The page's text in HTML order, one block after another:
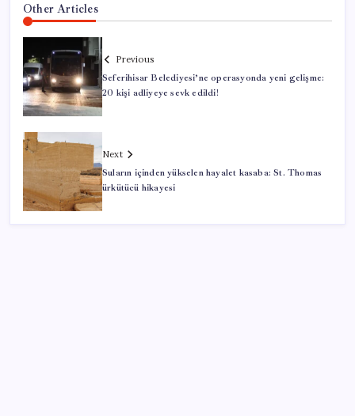
Other Articles
Previous
Seferihisar Belediyesi’ne operasyonda yeni gelişme:
20 kişi adliyeye sevk edildi!
Next
Suların içinden yükselen hayalet kasaba: St. Thomas
ürkütücü hikayesi